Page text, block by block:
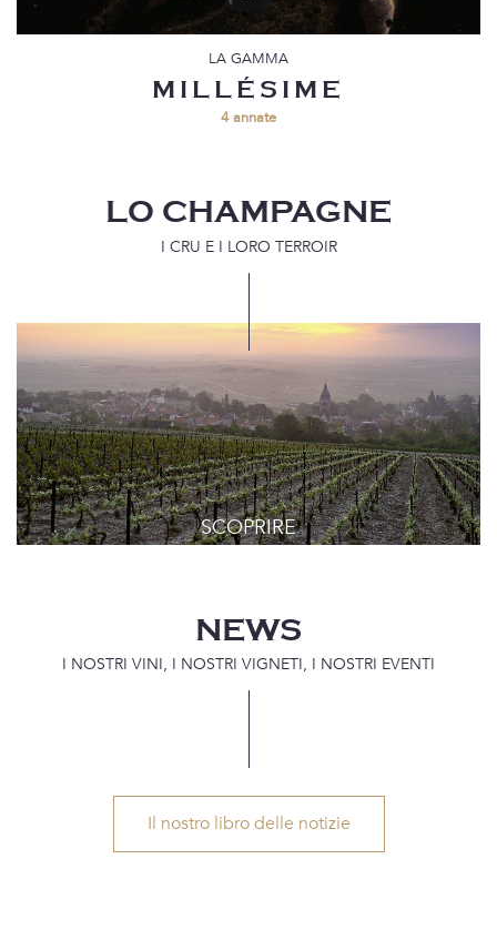
LO CHAMPAGNE
I CRU E I LORO TERROIR
LA GAMMA
MILLÉSIME
4 annate
NEWS
I NOSTRI VINI, I NOSTRI VIGNETI, I NOSTRI EVENTI
Il nostro libro delle notizie